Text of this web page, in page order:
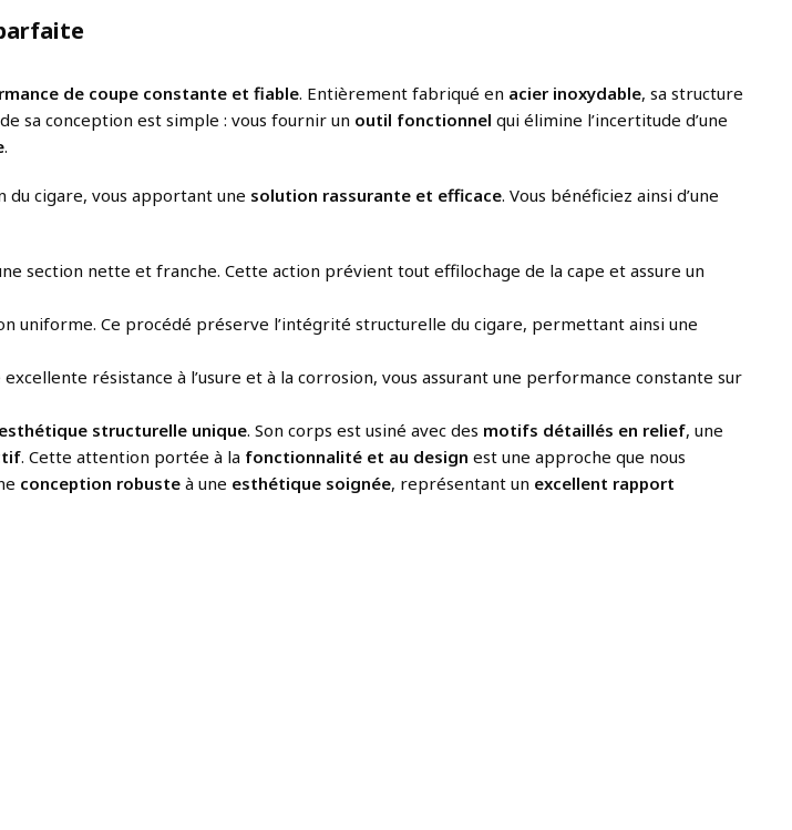
de coupe constante et fiable. Entièrement fabriqué en acier inoxydable, sa structure
de sa conception est simple : vous fournir un outil fonctionnel qui élimine l’incertitude d’une
.
cigare, vous apportant une solution rassurante et efficace. Vous bénéficiez ainsi d’une
section nette et franche. Cette action prévient tout effilochage de la cape et assure un
Ce procédé préserve l’intégrité structurelle du cigare, permettant ainsi une
résistance à l’usure et à la corrosion, vous assurant une performance constante sur
esthétique structurelle unique. Son corps est usiné avec des motifs détaillés en relief, une
. Cette attention portée à la fonctionnalité et au design est une approche que nous
conception robuste à une esthétique soignée, représentant un excellent rapport